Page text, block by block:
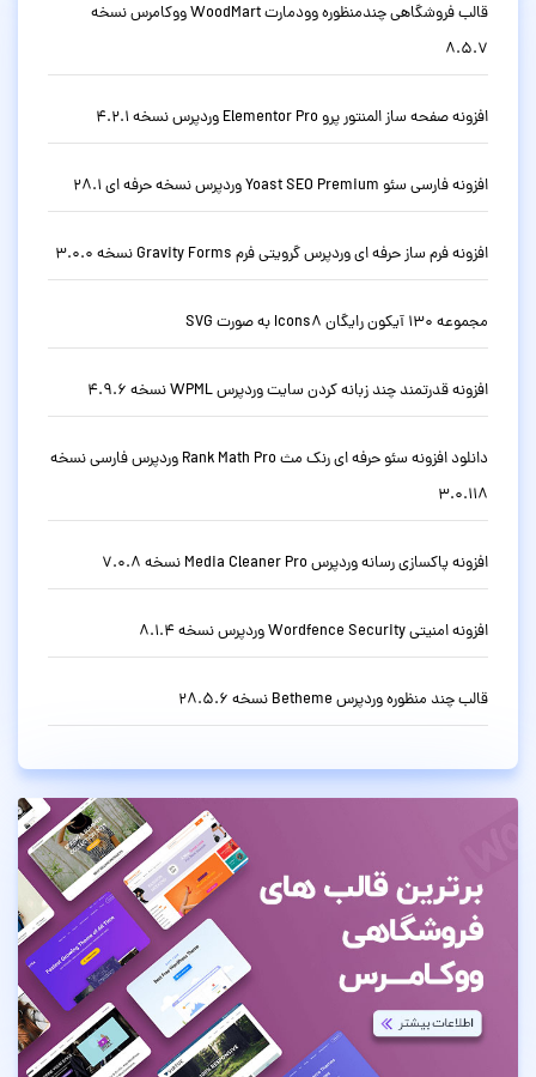
قالب فروشگاهی چندمنظوره وودمارت WoodMart ووکامرس نسخه
8.5.7
افزونه صفحه ساز المنتور پرو Elementor Pro وردپرس نسخه 4.2.1
افزونه فارسی سئو Yoast SEO Premium وردپرس نسخه حرفه ای 28.1
افزونه فرم ساز حرفه ای وردپرس گرویتی فرم Gravity Forms نسخه 3.0.0
مجموعه 130 آیکون رایگان Icons8 به صورت SVG
افزونه قدرتمند چند زبانه کردن سایت وردپرس WPML نسخه 4.9.6
دانلود افزونه سئو حرفه ای رنک مث Rank Math Pro وردپرس فارسی نسخه
3.0.118
افزونه پاکسازی رسانه وردپرس Media Cleaner Pro نسخه 7.0.8
افزونه امنیتی Wordfence Security وردپرس نسخه 8.1.4
قالب چند منظوره وردپرس Betheme نسخه 28.5.6